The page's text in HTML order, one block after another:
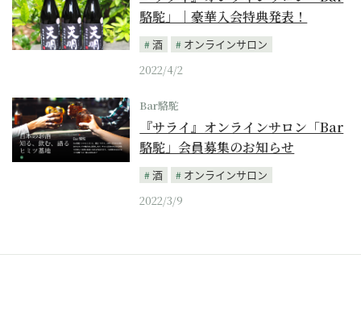
駱駝」｜豪華入会特典発表！
酒
オンラインサロン
2022/4/2
Bar駱駝
『サライ』オンラインサロン「Bar
駱駝」会員募集のお知らせ
酒
オンラインサロン
2022/3/9